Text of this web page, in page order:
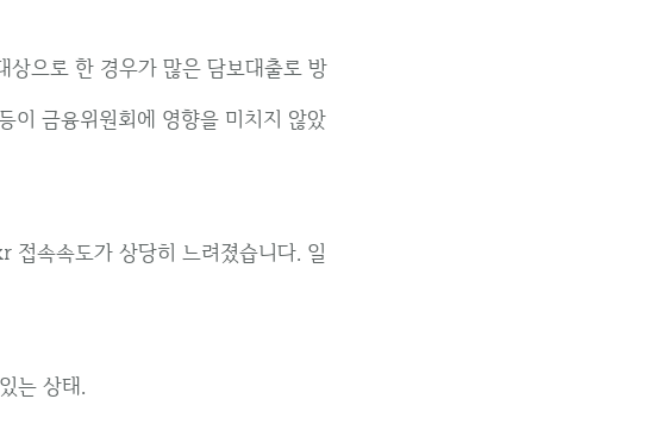
으로 한 경우가 많은 담보대출로 방
이 금융위원회에 영향을 미치지 않았
속속도가 상당히 느려졌습니다. 일
는 상태.